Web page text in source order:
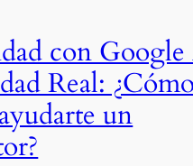
con Google
Real:
un